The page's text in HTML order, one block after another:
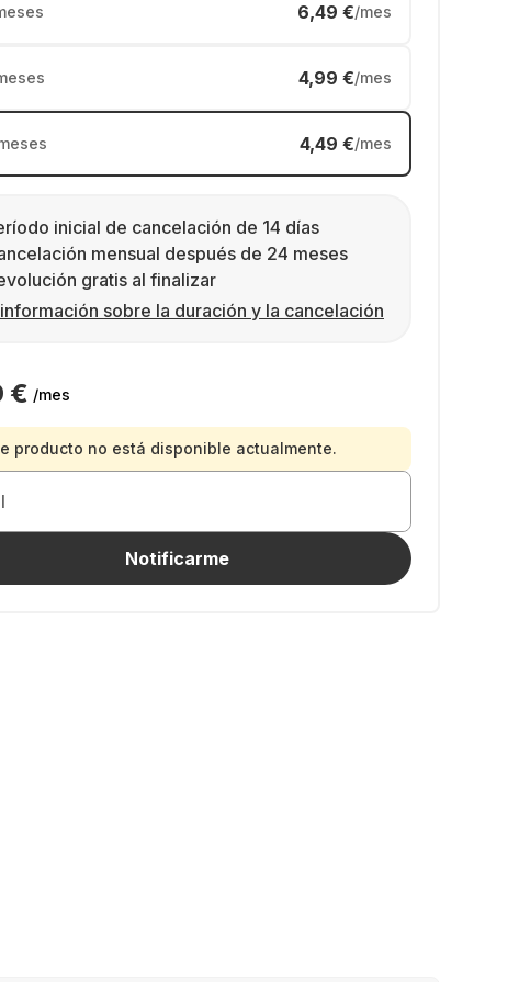
6,49 €/mes
4,99 €/mes
4,49 €/mes
inicial de cancelación de 14 días
mensual después de 24 meses
gratis al finalizar
sobre la duración y la cancelación
€ /mes
producto no está disponible actualmente.
Notificarme